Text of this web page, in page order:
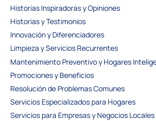
Historias Inspiradoras y Opiniones
Historias y Testimonios
Innovación y Diferenciadores
Limpieza y Servicios Recurrentes
Mantenimiento Preventivo y Hogares
Promociones y Beneficios
Resolución de Problemas Comunes
Servicios Especializados para Hogares
Servicios para Empresas y Negocios Locales